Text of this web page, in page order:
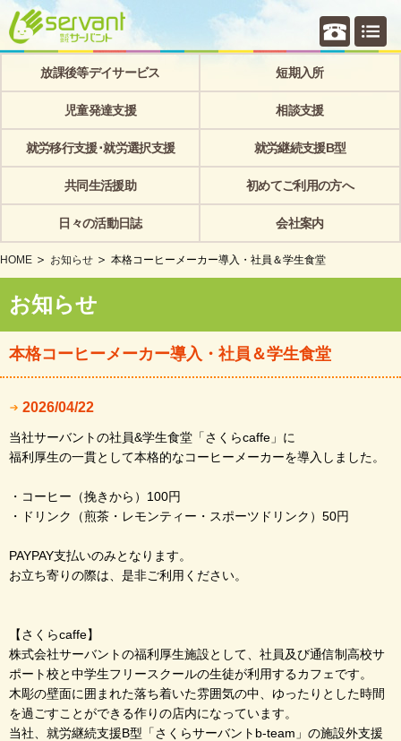
個別相
放課後等デイサービス 短期入所
児童発達支援 相談支援
就労移行支援･就労選択支援 就労継続支援B型
共同生活援助 初めてご利用の方へ
日々の活動日誌 会社案内
HOME お知らせ 本格コーヒーメーカー導入・社員＆学生食堂
お知らせ
本格コーヒーメーカー導入・社員＆学生食堂
2026/04/22
当社サーバントの社員&学生食堂「さくらcaffe」に
福利厚生の一貫として本格的なコーヒーメーカーを導入しました。
・コーヒー（挽きから）100円
・ドリンク（煎茶・レモンティー・スポーツドリンク）50円
PAYPAY支払いのみとなります。
お立ち寄りの際は、是非ご利用ください。
【さくらcaffe】
株式会社サーバントの福利厚生施設として、社員及び通信制高校サ
ポート校と中学生フリースクールの生徒が利用するカフェです。
木彫の壁面に囲まれた落ち着いた雰囲気の中、ゆったりとした時間
を過ごすことができる作りの店内になっています。
当社、就労継続支援B型「さくらサーバントb-team」の施設外支援